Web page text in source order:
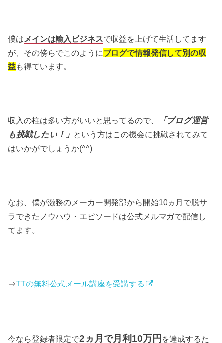
僕は メインは輸入ビジネスで収益を上げて生活してます
が、その傍らでこのようにブログで情報発信して別の収
益も得ています。
収入の柱は多い方がいいと思ってるので、
「ブログ運営
も挑戦したい！」 という方はこの機会に挑戦されてみて
はいかがでしょうか(^^)
なお、僕が激務のメーカー開発部から開始10ヵ月で脱サ
ラできたノウハウ・エピソードは公式メルマガで配信し
てます。
⇒TTの無料公式メール講座を受講する
今なら登録者限定で2ヵ月で月利10万円 を達成するた